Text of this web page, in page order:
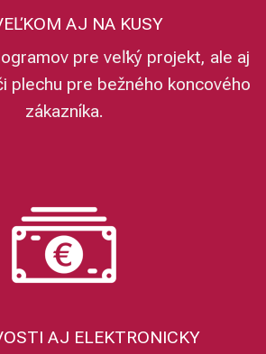
AJ NA KUSY
pre veľký projekt, ale aj
plechu pre bežného koncového
zákazníka.
AJ ELEKTRONICKY